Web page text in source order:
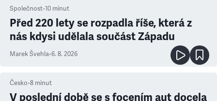
Společnost•10 minut
Před 220 lety se rozpadla říše, která z
nás kdysi udělala součást Západu
Marek Švehla•6. 8. 2026
Česko•8 minut
V poslední době se s focením aut docela